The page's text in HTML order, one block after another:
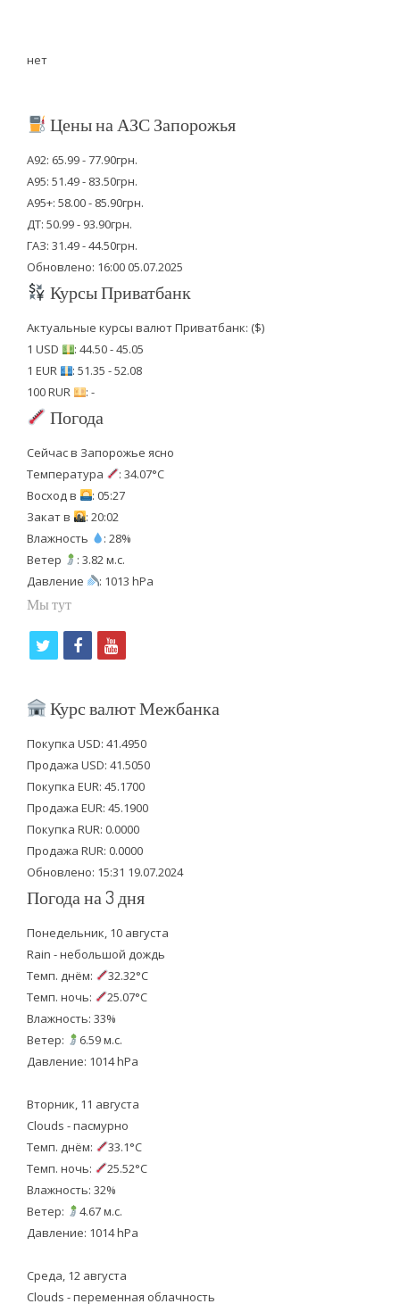
нет
Цены на АЗС Запорожья
А92: 65.99 - 77.90грн.
А95: 51.49 - 83.50грн.
А95+: 58.00 - 85.90грн.
ДТ: 50.99 - 93.90грн.
ГАЗ: 31.49 - 44.50грн.
Обновлено: 16:00 05.07.2025
Курсы Приватбанк
Актуальные курсы валют Приватбанк: ($)
1 USD
: 44.50 - 45.05
1 EUR
: 51.35 - 52.08
100 RUR
: -
Погода
Сейчас в Запорожье ясно
Температура
: 34.07°C
Восход в
: 05:27
Закат в
: 20:02
Влажность
: 28%
Ветер
: 3.82 м.с.
Давление
: 1013 hPa
Мы тут
i
t
e
r
f
c
b
o
o
k
y
u
u
b
e
Курс валют Межбанка
Покупка USD: 41.4950
Продажа USD: 41.5050
Покупка EUR: 45.1700
Продажа EUR: 45.1900
Покупка RUR: 0.0000
Продажа RUR: 0.0000
Обновлено: 15:31 19.07.2024
Погода на 3 дня
Понедельник, 10 августа
Rain - небольшой дождь
Темп. днём:
32.32°C
Темп. ночь:
25.07°C
Влажность: 33%
Ветер:
6.59 м.с.
Давление: 1014 hPa
Вторник, 11 августа
Clouds - пасмурно
Темп. днём:
33.1°C
Темп. ночь:
25.52°C
Влажность: 32%
Ветер:
4.67 м.с.
Давление: 1014 hPa
Среда, 12 августа
Clouds - переменная облачность